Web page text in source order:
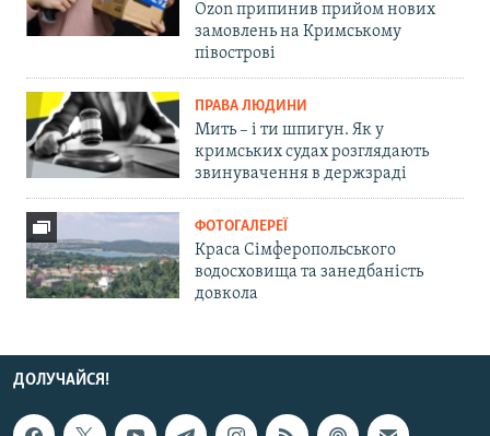
Ozon припинив прийом нових
замовлень на Кримському
півострові
ПРАВА ЛЮДИНИ
Мить – і ти шпигун. Як у
кримських судах розглядають
звинувачення в держзраді
ФОТОГАЛЕРЕЇ
Краса Сімферопольського
водосховища та занедбаність
довкола
ДОЛУЧАЙСЯ!